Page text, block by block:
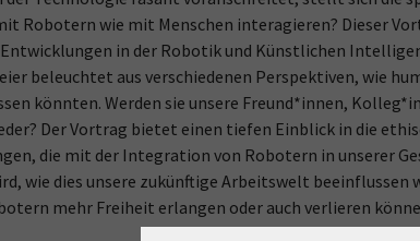
Robotern wie mit Menschen interagieren? Dieser
in der Robotik und Künstlichen
beleuchtet aus verschiedenen Perspektiven, wie
könnten. Werden sie unsere Freund*innen,
Der Vortrag bietet einen tiefen Einblick in die
die mit der Integration von Robotern in unserer
wie dies unsere zukünftige Arbeitswelt beeinflussen
mehr Freiheit erlangen oder auch verlieren